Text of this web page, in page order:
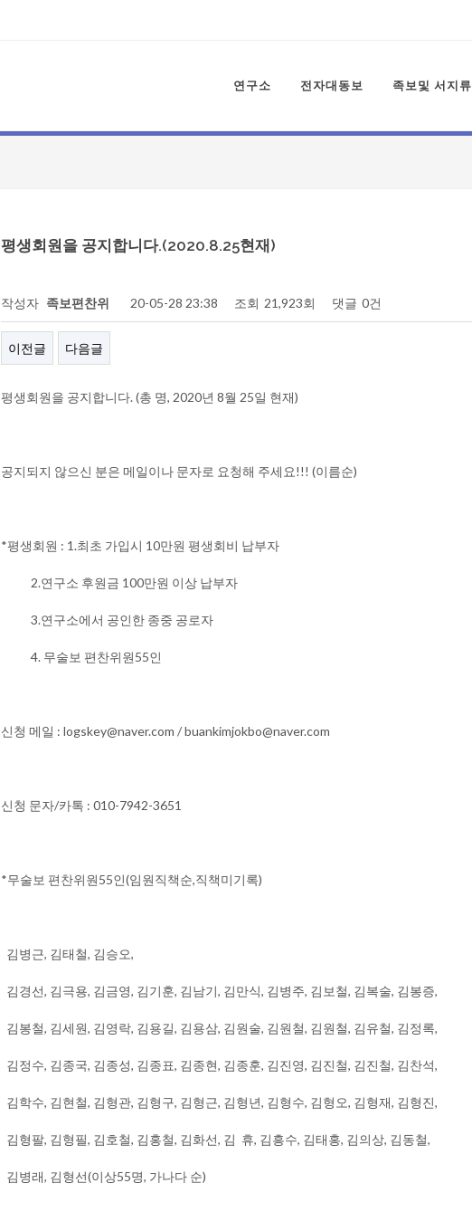
연구소 전자대동보 족보및 서지류
평생회원을 공지합니다.(2020.8.25현재)
작성자 족보편찬위 20-05-28 23:38 조회 21,923회 댓글 0건
이전글 다음글
평생회원을 공지합니다. (총 명, 2020년 8월 25일 현재)
공지되지 않으신 분은 메일이나 문자로 요청해 주세요!!! (이름순)
​​*평생회원 : 1.최초 가입시 10만원 평생회비 납부자
2.연구소 후원금 100만원 이상 납부자
3.​연구소에서 공인한 종중 공로자
4. 무술보 편찬위원55인​
신청 ​메일 : logskey@naver.com / buankimjokbo@naver.com​
신청 문자/카톡 : 010-7942-3651
​*​무술보 편찬위원55인​(임원직책순,직책미기록)
​ 김병근, 김태철, 김승오,
김경선, 김극용, 김금영, 김기훈, 김남기, 김만식, 김병주, 김보철, 김복술, 김봉증,
김봉철, 김세원, 김영락, 김용길, 김용삼, 김원술, 김원철, 김원철, 김유철, 김정록,
김정수, 김종국, 김종성, 김종표, 김종현, 김종훈, 김진영, 김진철, 김진철, 김찬석,
김학수, 김현철, 김형관, 김형구, 김형근, 김형년, 김형수, 김형오, 김형재, 김형진,
김형팔, 김형필, 김호철, 김홍철, 김화선, 김 휴, 김흥수, 김태홍, 김의상, 김동철,
김병래, 김형선(이상55명, 가나다 순)​